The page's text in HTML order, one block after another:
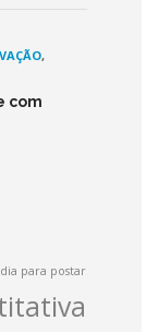
,
com
para postar